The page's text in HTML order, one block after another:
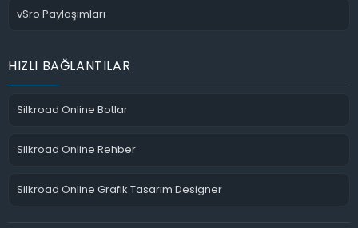
vSro Paylaşımları
HIZLI BAĞLANTILAR
Silkroad Online Botlar
Silkroad Online Rehber
Silkroad Online Grafik Tasarım Designer